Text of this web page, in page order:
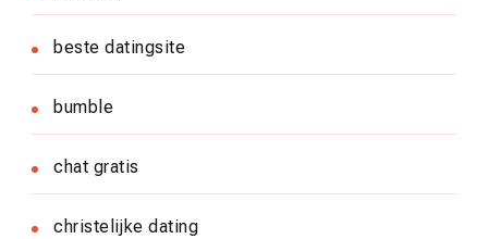
beste datingsite
bumble
chat gratis
christelijke dating